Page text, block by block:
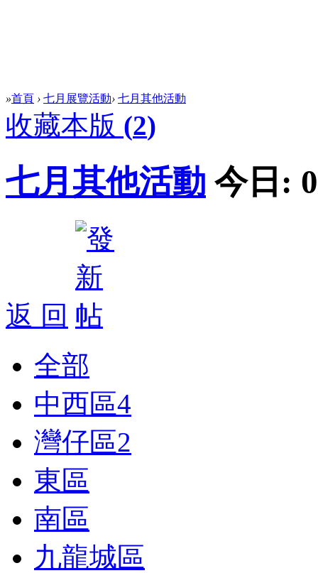
»首頁 › 七月展覽活動› 七月其他活動
收藏本版 (2)
七月其他活動 今日: 0
返 回
全部
中西區4
灣仔區2
東區
南區
九龍城區